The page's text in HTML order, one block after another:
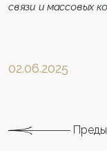
связи и массовых
02.06.2025